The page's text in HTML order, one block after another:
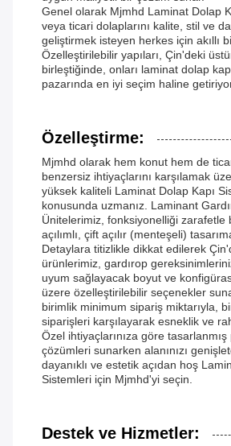
Genel olarak Mjmhd Laminat Dolap
veya ticari dolaplarını kalite, stil ve
geliştirmek isteyen herkes için akıllı
Özelleştirilebilir yapıları, Çin'deki
birleştiğinde, onları laminat dolap
pazarında en iyi seçim haline
Özelleştirme:
Mjmhd olarak hem konut hem de
benzersiz ihtiyaçlarını karşılamak
yüksek kaliteli Laminat Dolap Kapı
konusunda uzmanız. Laminant
Ünitelerimiz, fonksiyonelliği zarafetle
açılımlı, çift açılır (menteşeli)
Detaylara titizlikle dikkat edilerek
ürünlerimiz, gardırop
uyum sağlayacak boyut ve
üzere özelleştirilebilir seçenekler
birimlik minimum sipariş miktarıyla,
siparişleri karşılayarak esneklik ve
Özel ihtiyaçlarınıza göre
çözümleri sunarken alanınızı
dayanıklı ve estetik açıdan hoş
Sistemleri için Mjmhd'yi seçin.
Destek ve Hizmetler: